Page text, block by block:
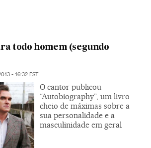
todo homem (segundo
- 16:32 EST
O cantor publicou
“Autobiography”, um livro
cheio de máximas sobre a
sua personalidade e a
masculinidade em geral